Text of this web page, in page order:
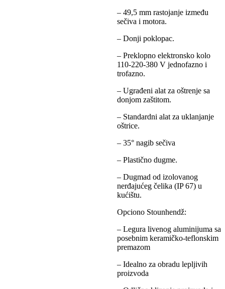
– 49,5 mm rastojanje između
sečiva i motora.
– Donji poklopac.
– Preklopno elektronsko kolo
110-220-380 V jednofazno i
trofazno.
– Ugrađeni alat za oštrenje sa
donjom zaštitom.
– Standardni alat za uklanjanje
oštrice.
– 35° nagib sečiva
– Plastično dugme.
– Dugmad od izolovanog
nerđajućeg čelika (IP 67) u
kućištu.
Opciono Stounhendž:
– Legura livenog aluminijuma sa
posebnim keramičko-teflonskim
premazom
– Idealno za obradu lepljivih
proizvoda